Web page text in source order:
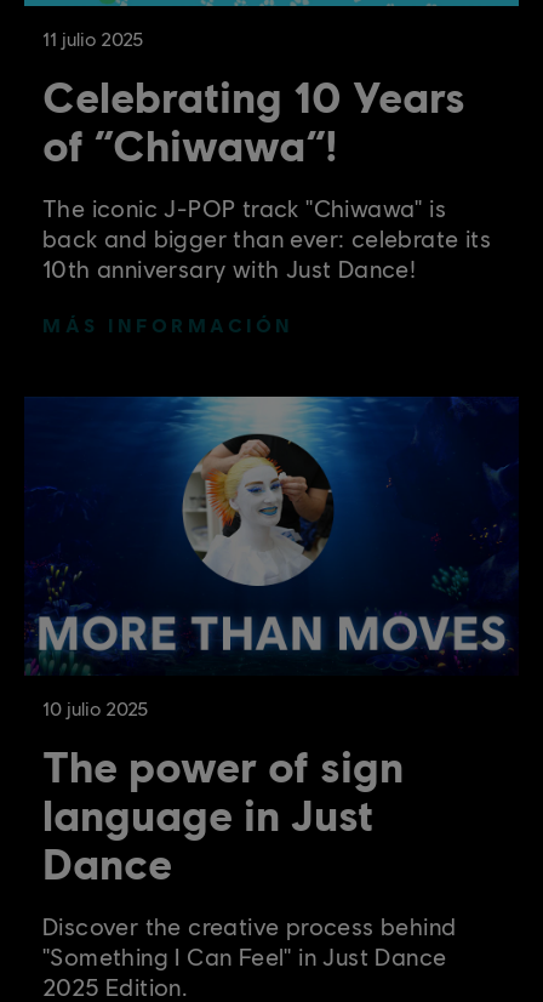
11 julio 2025
Celebrating 10 Years
of “Chiwawa”!
The iconic J-POP track "Chiwawa" is
back and bigger than ever: celebrate its
10th anniversary with Just Dance!
MÁS INFORMACIÓN
10 julio 2025
The power of sign
language in Just
Dance
Discover the creative process behind
"Something I Can Feel" in Just Dance
2025 Edition.